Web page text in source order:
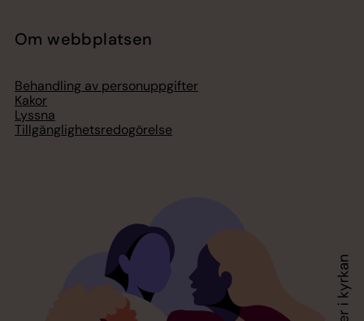
Om webbplatsen
Behandling av personuppgifter
Kakor
Lyssna
Tillgänglighetsredogörelse